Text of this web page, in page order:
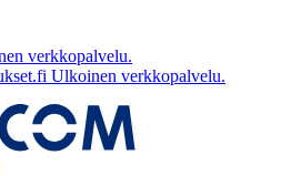
verkkopalvelu.
Ulkoinen verkkopalvelu.